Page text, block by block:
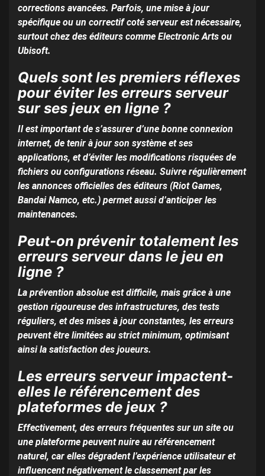
corrections avancées. Parfois, une mise à jour
spécifique ou un correctif coté serveur est nécessaire,
surtout chez des éditeurs comme Electronic Arts ou
Ubisoft.
Quels sont les premiers réflexes
pour éviter les erreurs serveur
sur ses jeux en ligne ?
Il est important de s’assurer d’une bonne connexion
internet, de tenir à jour son système et ses
applications, et d’éviter les modifications risquées de
fichiers ou configurations réseau. Suivre régulièrement
les annonces officielles des éditeurs (Riot Games,
Bandai Namco, etc.) permet aussi d’anticiper les
maintenances.
Peut-on prévenir totalement les
erreurs serveur dans le jeu en
ligne ?
La prévention absolue est difficile, mais grâce à une
gestion rigoureuse des infrastructures, des tests
réguliers, et des mises à jour constantes, les erreurs
peuvent être limitées au strict minimum, optimisant
ainsi la satisfaction des joueurs.
Les erreurs serveur impactent-
elles le référencement des
plateformes de jeux ?
Effectivement, des erreurs fréquentes sur un site ou
une plateforme peuvent nuire au référencement
naturel, car elles dégradent l’expérience utilisateur et
influencent négativement le classement par les